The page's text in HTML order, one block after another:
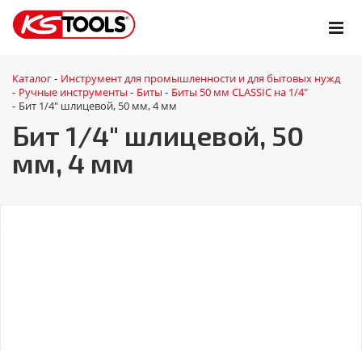
Каталог - Инструмент для промышленности и для бытовых нужд
- Ручные инструменты - Биты - Биты 50 мм CLASSIC на 1/4"
- Бит 1/4" шлицевой, 50 мм, 4 мм
Бит 1/4" шлицевой, 50
мм, 4 мм